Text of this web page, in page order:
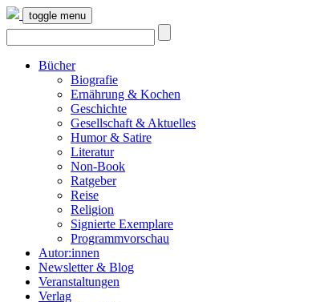
toggle menu
Bücher
Biografie
Ernährung & Kochen
Geschichte
Gesellschaft & Aktuelles
Humor & Satire
Literatur
Non-Book
Ratgeber
Reise
Religion
Signierte Exemplare
Programmvorschau
Autor:innen
Newsletter & Blog
Veranstaltungen
Verlag